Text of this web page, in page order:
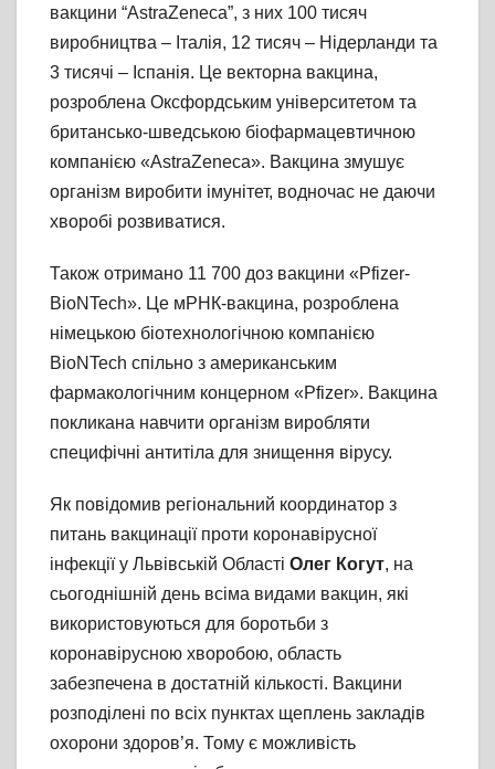
вакцини “AstraZeneca”, з них 100 тисяч
виробництва – Італія, 12 тисяч – Нідерланди та
3 тисячі – Іспанія. Це векторна вакцина,
розроблена Оксфордським університетом та
британсько-шведською біофармацевтичною
компанією «AstraZeneca». Вакцина змушує
організм виробити імунітет, водночас не даючи
хворобі розвиватися.
Також отримано 11 700 доз вакцини «Pfizer-
BioNTech». Це мРНК-вакцина, розроблена
німецькою біотехнологічною компанією
BioNTech спільно з американським
фармакологічним концерном «Pfizer». Вакцина
покликана навчити організм виробляти
специфічні антитіла для знищення вірусу.
Як повідомив регіональний координатор з
питань вакцинації проти коронавірусної
інфекції у Львівській Області Олег Когут, на
сьогоднішній день всіма видами вакцин, які
використовуються для боротьби з
коронавірусною хворобою, область
забезпечена в достатній кількості. Вакцини
розподілені по всіх пунктах щеплень закладів
охорони здоров’я. Тому є можливість